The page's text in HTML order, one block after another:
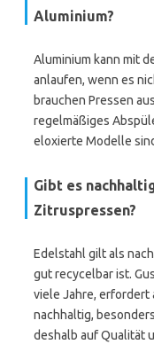
Aluminium?
Aluminium kann mit
anlaufen, wenn es
brauchen Pressen
regelmäßiges
eloxierte Modelle
Gibt es
Zitruspressen?
Edelstahl gilt als
gut recycelbar ist.
viele Jahre,
nachhaltig,
deshalb auf Qualität